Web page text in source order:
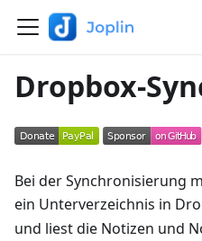
Dropbox-
Bei der Synchronisierung
ein Unterverzeichnis in
und liest die Notizen und